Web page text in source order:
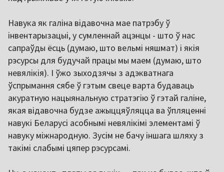
Навука як галіна відавочна мае патрэбу ў
інвентарызацыі, у сумленнай ацэнцы - што ў нас
сапраўды ёсць (думаю, што вельмі няшмат) і якія
рэсурсы для будучай працы мы маем (думаю, што
невялікія). І ўжо зыходзячы з адэкватнага
ўспрымання сябе ў гэтым свеце варта будаваць
акуратную нацыянальную стратэгію ў гэтай галіне,
якая відавочна будзе ажыццяўляцца ва ўпляценні
навукі Беларусі асобнымі невялікімі элементамі ў
навуку міжнародную. Зусім не бачу іншага шляху з
такімі слабымі цяпер рэсурсамі.